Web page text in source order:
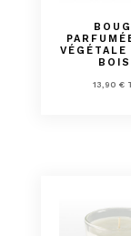
13,90 €